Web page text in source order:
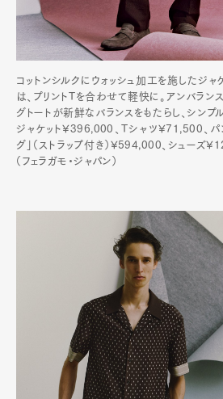
コットンシルクにウォッシュ加工を施したジャ
は、プリントTを合わせて軽快に。アンバラン
グトートが新鮮なバランスをもたらし、シンプ
ジャケット¥396,000、Tシャツ¥71,500、
グ」（ストラップ付き）¥594,000、シューズ
（フェラガモ・ジャパン）